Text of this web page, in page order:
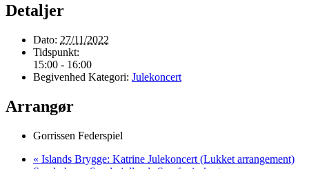
Detaljer
Dato: 27/11/2022
Tidspunkt:
15:00 - 16:00
Begivenhed Kategori: Julekoncert
Arrangør
Gorrissen Federspiel
« Islands Brygge: Katrine Julekoncert (Lukket arrangement)